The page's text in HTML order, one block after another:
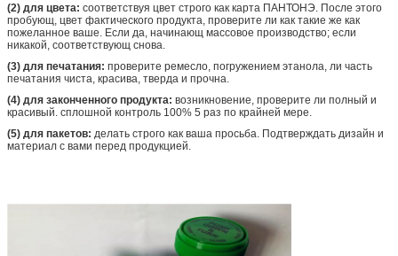
(2) для цвета: соответствуя цвет строго как карта ПАНТОНЭ. После этого
пробующ, цвет фактического продукта, проверите ли как такие же как
пожеланное ваше. Если да, начинающ массовое производство; если
никакой, соответствующ снова.
(3) для печатания: проверите ремесло, погружением этанола, ли часть
печатания чиста, красива, тверда и прочна.
(4) для законченного продукта: возникновение, проверите ли полный и
красивый. сплошной контроль 100% 5 раз по крайней мере.
(5) для пакетов: делать строго как ваша просьба. Подтверждать дизайн и
материал с вами перед продукцией.